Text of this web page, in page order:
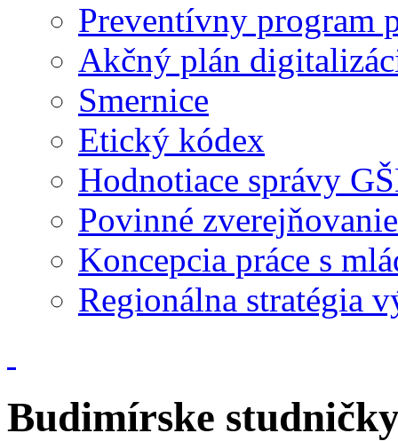
Preventívny program
Akčný plán
Smernice
Etický kódex
Hodnotiace správy
Povinné zverejňovanie
Koncepcia práce s
Regionálna stratégia
Budimírske